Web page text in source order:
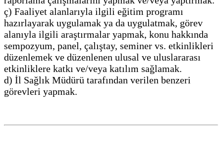
ç) Faaliyet alanlarıyla ilgili eğitim programı
hazırlayarak uygulamak ya da uygulatmak, görev
alanıyla ilgili araştırmalar yapmak, konu hakkında
sempozyum, panel, çalıştay, seminer vs. etkinlikleri
düzenlemek ve düzenlenen ulusal ve uluslararası
etkinliklere katkı ve/veya katılım sağlamak.
d) İl Sağlık Müdürü tarafından verilen benzeri
görevleri yapmak.